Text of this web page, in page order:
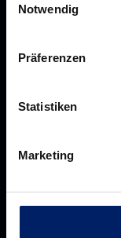
Notwendig
Präferenzen
Statistiken
Marketing
Business-News